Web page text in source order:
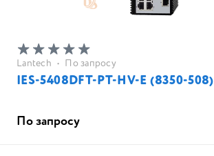
Lantech • По запросу
IES-5408DFT-PT-HV-E (8350-508)
По запросу